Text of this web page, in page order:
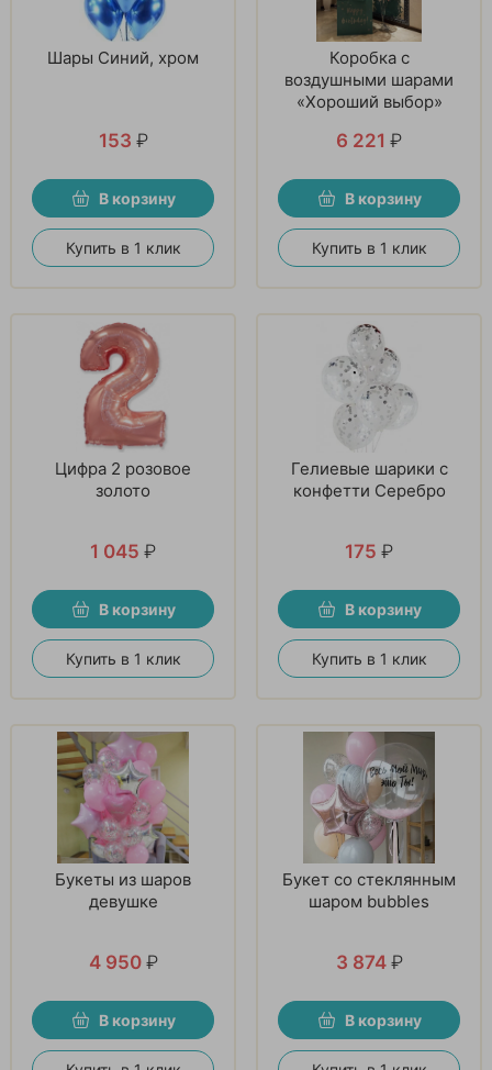
Шары Синий, хром
153 ₽
В корзину
Купить в 1 клик
Коробка с
воздушными шарами
«Хороший выбор»
6 221 ₽
В корзину
Купить в 1 клик
Цифра 2 розовое
золото
1 045 ₽
В корзину
Купить в 1 клик
Гелиевые шарики с
конфетти Серебро
175 ₽
В корзину
Купить в 1 клик
Букеты из шаров
девушке
4 950 ₽
В корзину
Букет со стеклянным
шаром bubbles
3 874 ₽
В корзину